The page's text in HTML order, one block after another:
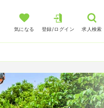
気になる 登録/ログイン 求人検索